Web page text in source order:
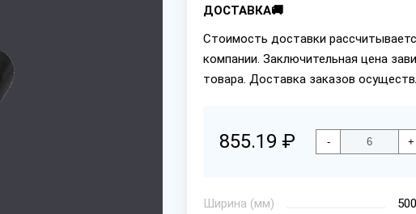
ДОСТАВКА🚚
Стоимость доставки
компании. Заключительная цена
товара. Доставка заказов
855.19 ₽ - +
Ширина (мм)
500